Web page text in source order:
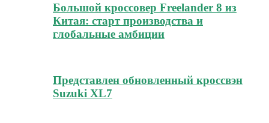
Большой кроссовер Freelander 8 из
Китая: старт производства и
глобальные амбиции
Представлен обновленный кроссвэн
Suzuki XL7